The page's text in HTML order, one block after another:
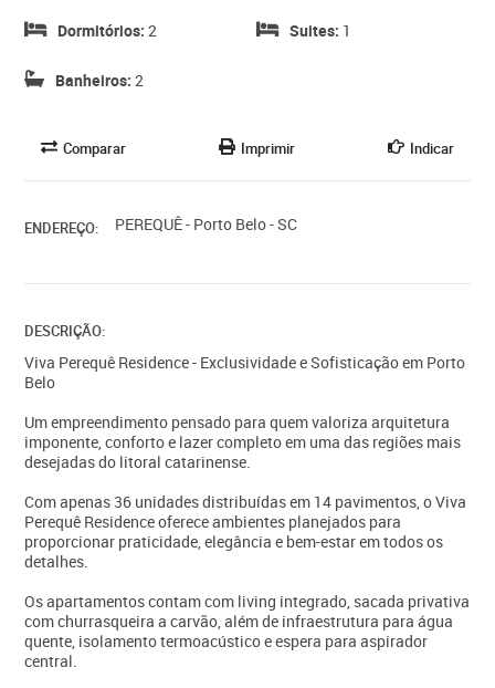
Dormitórios: 2
Banheiros: 2
Suites: 1
Comparar Imprimir Indicar
ENDEREÇO: PEREQUÊ - Porto Belo - SC
DESCRIÇÃO:
Viva Perequê Residence - Exclusividade e Sofisticação em Porto
Belo
Um empreendimento pensado para quem valoriza arquitetura
imponente, conforto e lazer completo em uma das regiões mais
desejadas do litoral catarinense.
Com apenas 36 unidades distribuídas em 14 pavimentos, o Viva
Perequê Residence oferece ambientes planejados para
proporcionar praticidade, elegância e bem-estar em todos os
detalhes.
Os apartamentos contam com living integrado, sacada privativa
com churrasqueira a carvão, além de infraestrutura para água
quente, isolamento termoacústico e espera para aspirador
central.